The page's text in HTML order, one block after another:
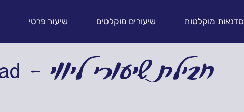
סדנאות מוקלטות שיעורים מוקלטים שיעור פרטי
Nomad - חבילת שיעורי ליווי